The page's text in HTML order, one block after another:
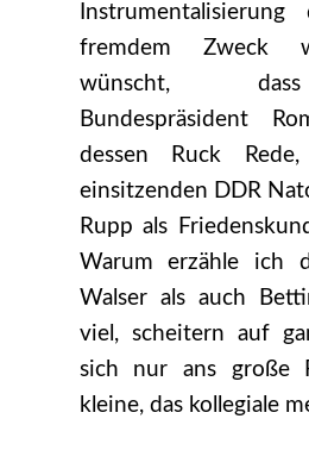
fremdem Zweck
wünscht,
Bundespräsident
dessen Ruck
einsitzenden DDR
Rupp als
Warum erzähle ich
Walser als auch
viel, scheitern auf
sich nur ans große
kleine, das kollegiale